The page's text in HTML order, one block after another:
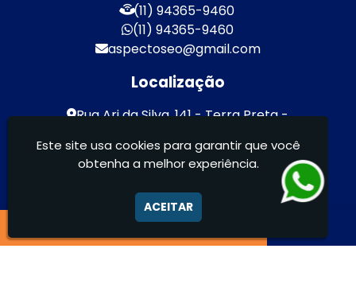
(11) 94365-9460
(11) 94365-9460
aspectoseo@gmail.com
Localização
Rua Ari da Silva, 141 - Terra Preta -
Aspecto Comunicação Visual Ltda -
Este site usa cookies para garantir que você
obtenha a melhor experiência.
ACEITAR